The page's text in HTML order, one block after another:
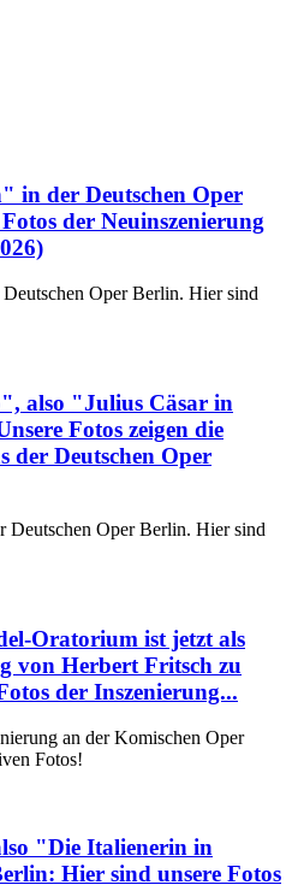
in der Deutschen Oper
der Neuinszenierung
Oper Berlin. Hier sind
also "Julius Cäsar in
Fotos zeigen die
der Deutschen Oper
Deutschen Oper Berlin. Hier sind
Oratorium ist jetzt als
von Herbert Fritsch zu
der Inszenierung...
an der Komischen Oper
Fotos!
"Die Italienerin in
Hier sind unsere Fotos